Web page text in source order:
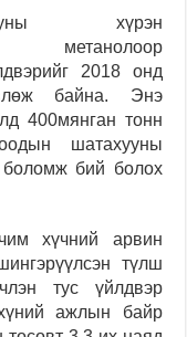
хүрэн
метанолоор
2018 онд
байна. Энэ
400мянган тонн
шатахууны
боломж бий болох
хүчний арвин
түлш
тус үйлдвэр
ажлын байр